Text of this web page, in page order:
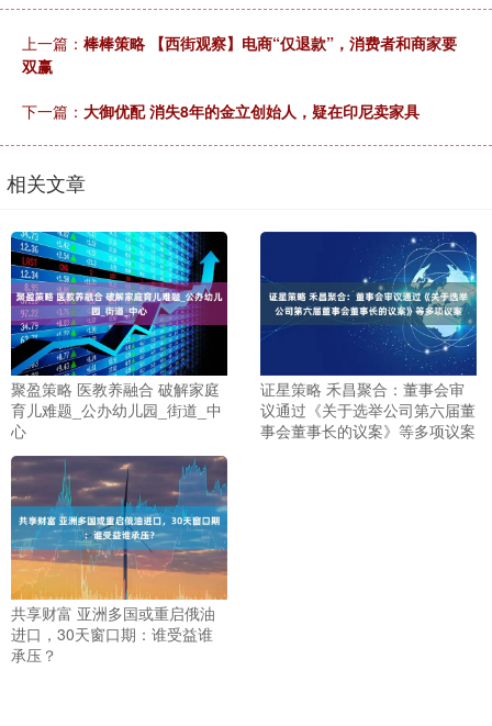
上一篇： 棒棒策略 【西街观察】电商“仅退款”，消费者和商家要
双赢
下一篇： 大御优配 消失8年的金立创始人，疑在印尼卖家具
相关文章
聚盈策略 医教养融合 破解家庭
育儿难题_公办幼儿园_街道_中
心
证星策略 禾昌聚合：董事会审
议通过《关于选举公司第六届董
事会董事长的议案》等多项议案
共享财富 亚洲多国或重启俄油
进口，30天窗口期：谁受益谁
承压？